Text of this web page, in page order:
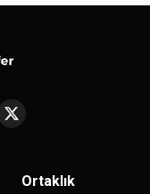
Ortaklık